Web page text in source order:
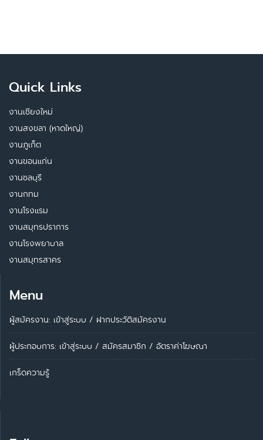
Quick Links
งานเชียงใหม่
งานสงขลา (หาดใหญ่)
งานภูเก็ต
งานขอนแก่น
งานชลบุรี
งานกทม
งานโรงแรม
งานสมุทรปราการ
งานโรงพยาบาล
งานสมุทรสาคร
Menu
ผู้สมัครงาน: เข้าสู่ระบบ / ฝากประวัติสมัครงาน
ผู้ประกอบการ: เข้าสู่ระบบ / สมัครสมาชิก / อัตราค่าโฆษณา
เกร็ดความรู้